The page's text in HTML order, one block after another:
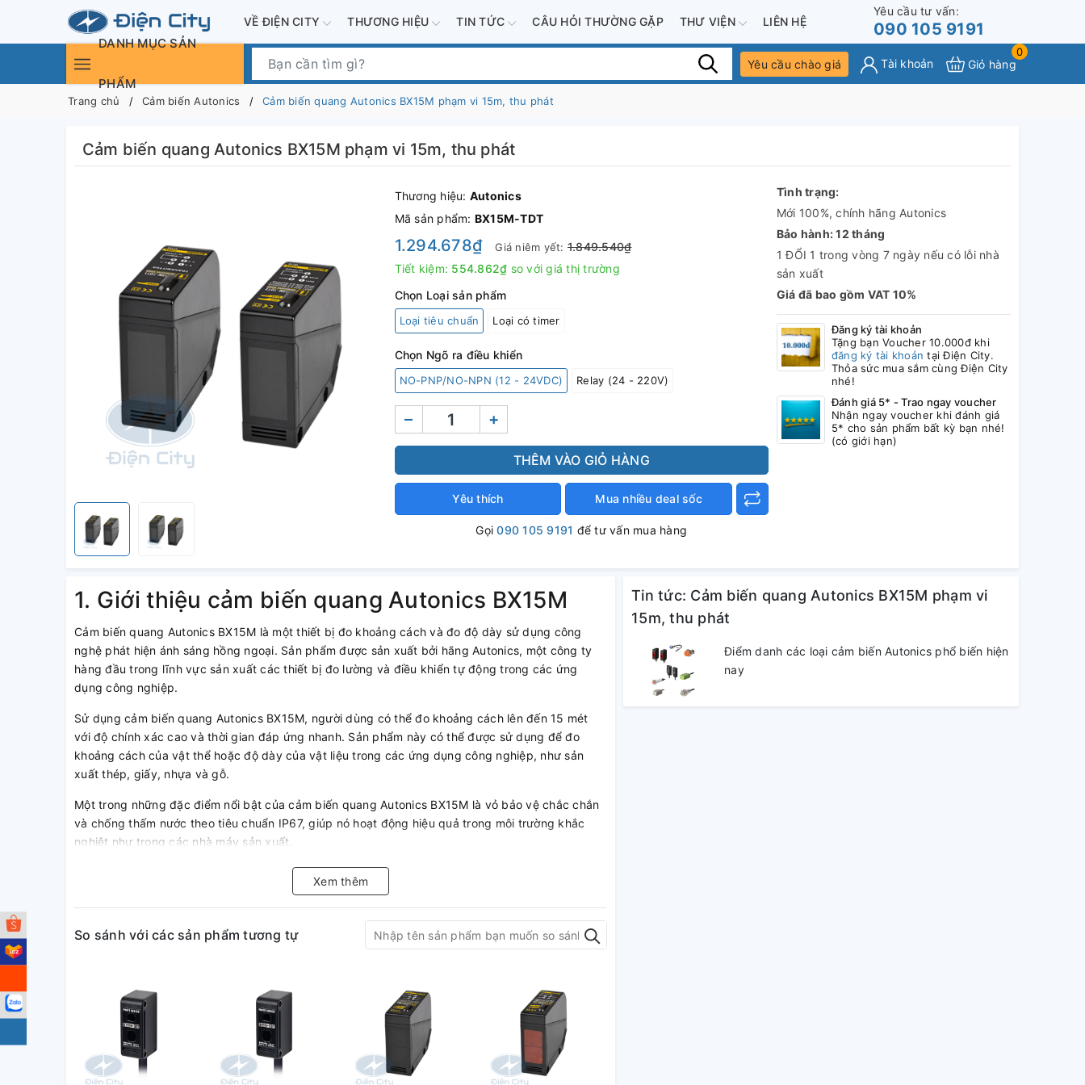
VỀ ĐIỆN CITY THƯƠNG HIỆU TIN TỨC CÂU HỎI THƯỜNG GẶP THƯ VIỆN LIÊN HỆ
Yêu cầu tư vấn:
090 105 9191
DANH MỤC SẢN
PHẨM
Yêu cầu chào giá Tài khoản
0
Giỏ hàng
Trang chủ Cảm biến Autonics Cảm biến quang Autonics BX15M phạm vi 15m, thu phát
Cảm biến quang Autonics BX15M phạm vi 15m, thu phát
Thương hiệu: Autonics
Mã sản phẩm: BX15M-TDT
1.294.678₫ Giá niêm yết: 1.849.540₫
Tiết kiệm: 554.862₫ so với giá thị trường
Chọn Loại sản phẩm
Loại tiêu chuẩn Loại có timer
Chọn Ngõ ra điều khiển
NO-PNP/NO-NPN (12 - 24VDC) Relay (24 - 220V)
– +
THÊM VÀO GIỎ HÀNG
Yêu thích Mua nhiều deal sốc
Gọi090 105 9191 để tư vấn mua hàng
Tình trạng:
Mới 100%, chính hãng Autonics
Bảo hành: 12 tháng
1 ĐỔI 1 trong vòng 7 ngày nếu có lỗi nhà
sản xuất
Giá đã bao gồm VAT 10%
Đăng ký tài khoản
Tặng bạn Voucher 10.000đ khi
đăng ký tài khoản tại Điện City.
Thỏa sức mua sắm cùng Điện City
nhé!
Đánh giá 5* - Trao ngay voucher
Nhận ngay voucher khi đánh giá
5* cho sản phẩm bất kỳ bạn nhé!
(có giới hạn)
1. Giới thiệu cảm biến quang Autonics BX15M
Cảm biến quang Autonics BX15M là một thiết bị đo khoảng cách và đo độ dày sử dụng công
nghệ phát hiện ánh sáng hồng ngoại. Sản phẩm được sản xuất bởi hãng Autonics, một công ty
hàng đầu trong lĩnh vực sản xuất các thiết bị đo lường và điều khiển tự động trong các ứng
dụng công nghiệp.
Sử dụng cảm biến quang Autonics BX15M, người dùng có thể đo khoảng cách lên đến 15 mét
với độ chính xác cao và thời gian đáp ứng nhanh. Sản phẩm này có thể được sử dụng để đo
khoảng cách của vật thể hoặc độ dày của vật liệu trong các ứng dụng công nghiệp, như sản
xuất thép, giấy, nhựa và gỗ.
Một trong những đặc điểm nổi bật của cảm biến quang Autonics BX15M là vỏ bảo vệ chắc chắn
và chống thấm nước theo tiêu chuẩn IP67, giúp nó hoạt động hiệu quả trong môi trường khắc
nghiệt như trong các nhà máy sản xuất.
Sản phẩm này còn được thiết kế với các tính năng tiên tiến như chức năng tự động hiệu chỉnh độ
nhạy, chức năng giảm nhiễu và chức năng bù trừ nhiệt độ, giúp đảm bảo độ chính xác và độ tin
cậy trong quá trình sử dụng.
Ngoài ra, cảm biến quang Autonics BX15M cũng được tích hợp với đèn LED hiển thị trạng thái,
Với những ưu điểm vượt trội như vậy, cảm biến quang Autonics BX15M đang được sử dụng rộng
rãi trong các ứng dụng công nghiệp đòi hỏi độ chính xác và độ tin cậy cao. Nếu bạn đang tìm
kiếm một thiết bị đo lường chất lượng cao, cảm biến quang Autonics BX15M sẽ là sự lựa chọn tốt
nhất cho bạn.
Xem thêm
So sánh với các sản phẩm tương tự
Tin tức: Cảm biến quang Autonics BX15M phạm vi
15m, thu phát
Điểm danh các loại cảm biến Autonics phổ biến hiện
nay